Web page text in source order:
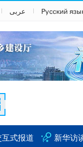
عربى Русский
式报道 新华访